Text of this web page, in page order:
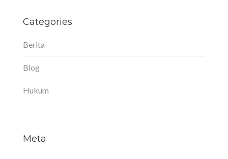
Categories
Berita
Blog
Hukum
Meta